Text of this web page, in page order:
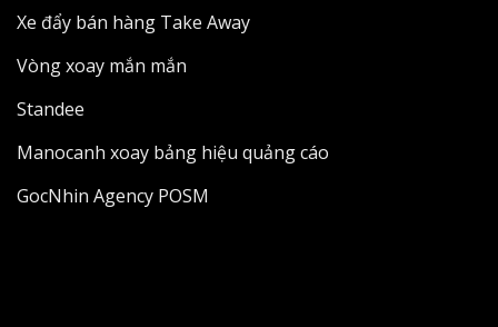
Xe đẩy bán hàng Take Away
Vòng xoay mắn mắn
Standee
Manocanh xoay bảng hiệu quảng cáo
GocNhin Agency POSM